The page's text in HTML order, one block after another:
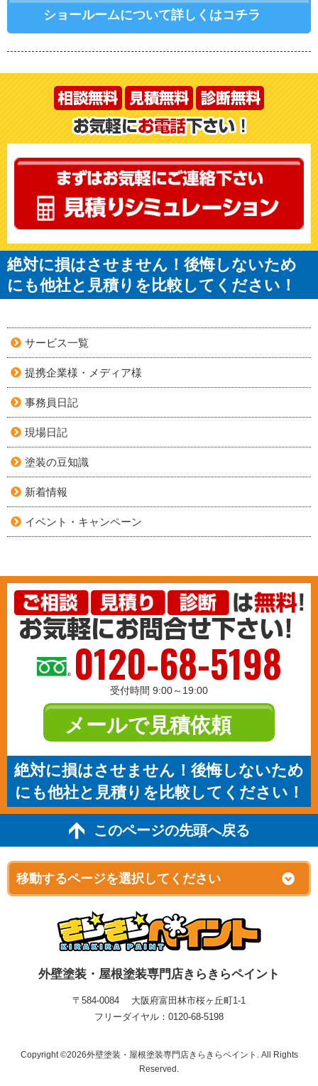
ショールームについて詳しくはコチラ
絶対に損はさせません！後悔しないため
にも他社と見積りを比較してください！
サービス一覧
提携企業様・メディア様
事務員日記
現場日記
塗装の豆知識
新着情報
イベント・キャンペーン
0120-68-5198
受付時間 9:00～19:00
メールで見積依頼
絶対に損はさせません！後悔しないため
にも他社と見積りを比較してください！
このページの先頭へ戻る
外壁塗装・屋根塗装専門店きらきらペイント
〒584-0084 大阪府富田林市桜ヶ丘町1-1
フリーダイヤル：0120-68-5198
Copyright ©2026外壁塗装・屋根塗装専門店きらきらペイント. All Rights
Reserved.